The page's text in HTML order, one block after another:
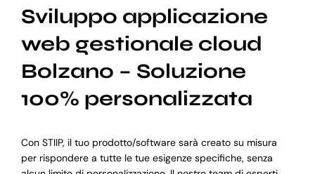
Sviluppo applicazione
web gestionale cloud
Bolzano – Soluzione
100% personalizzata
Con STIIP, il tuo prodotto/software sarà creato su misura
per rispondere a tutte le tue esigenze specifiche, senza